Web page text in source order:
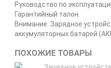
Руководство по
Гарантийный талон.
Внимание: Зарядное
аккумуляторных батарей
ПОХОЖИЕ ТОВАРЫ